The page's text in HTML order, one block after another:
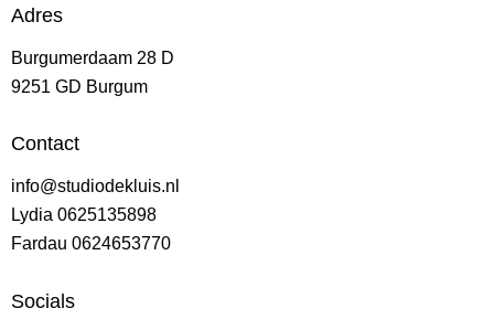
Adres
Burgumerdaam 28 D
9251 GD Burgum
Contact
info@studiodekluis.nl
Lydia 0625135898
Fardau 0624653770
Socials